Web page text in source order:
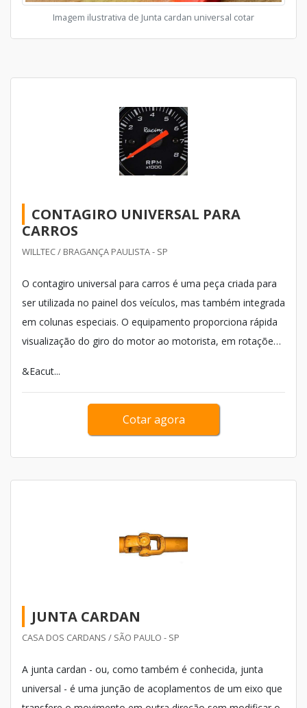
Imagem ilustrativa de Junta cardan universal cotar
CONTAGIRO UNIVERSAL PARA
CARROS
WILLTEC / BRAGANÇA PAULISTA - SP
O contagiro universal para carros é uma peça criada para
ser utilizada no painel dos veículos, mas também integrada
em colunas especiais. O equipamento proporciona rápida
visualização do giro do motor ao motorista, em rotações
auxílio do contagiro, é possível trocar marchas no
&Eacut...
Cotar agora
JUNTA CARDAN
CASA DOS CARDANS / SÃO PAULO - SP
A junta cardan - ou, como também é conhecida, junta
universal - é uma junção de acoplamentos de um eixo que